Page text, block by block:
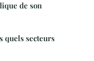
de son
quels secteurs